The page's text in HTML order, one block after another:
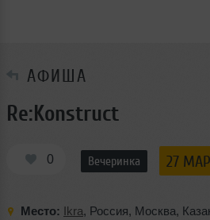
АФИША
Re:Konstruct
0 Вечеринка 27
Место: Ikra, Россия, Москва,